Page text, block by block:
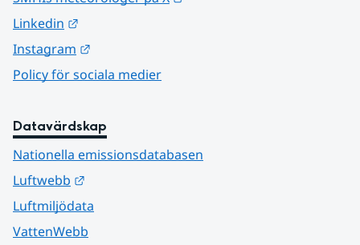
Linkedin
Instagram
Policy för sociala medier
Datavärdskap
Nationella emissionsdatabasen
Luftwebb
Luftmiljödata
VattenWebb